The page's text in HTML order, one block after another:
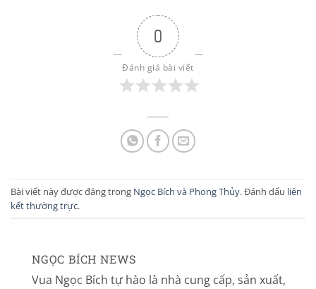
0
Đánh giá bài viết
Bài viết này được đăng trong Ngọc Bích và Phong Thủy. Đánh dấu liên
kết thường trực.
NGỌC BÍCH NEWS
Vua Ngọc Bích tự hào là nhà cung cấp, sản xuất,